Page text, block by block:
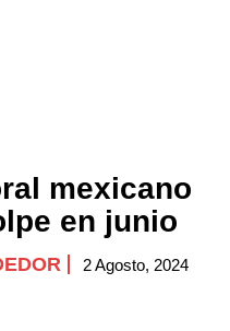
mexicano
en junio
2 Agosto, 2024